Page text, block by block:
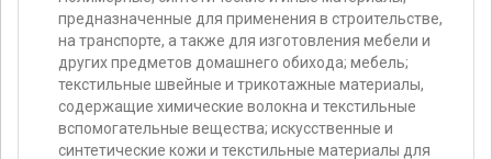
предназначенные для применения в строительстве,
на транспорте, а также для изготовления мебели и
других предметов домашнего обихода; мебель;
текстильные швейные и трикотажные материалы,
содержащие химические волокна и текстильные
вспомогательные вещества; искусственные и
синтетические кожи и текстильные материалы для